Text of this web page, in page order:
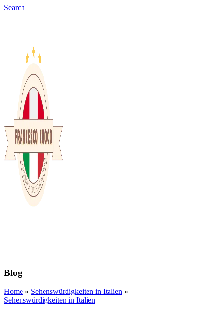
Search
Blog
Home » Sehenswürdigkeiten in Italien »
Sehenswürdigkeiten in Italien